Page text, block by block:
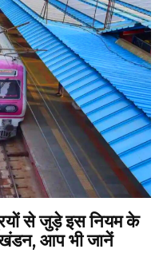
से जुड़े इस नियम के
खंडन, आप भी जानें